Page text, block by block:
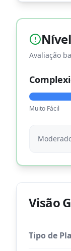
Avaliação
Muito Fácil
Visão
Tipo de